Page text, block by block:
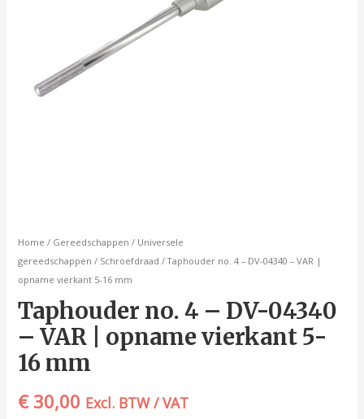
Home / Gereedschappen / Universele
gereedschappen / Schroefdraad / Taphouder no. 4 – DV-04340 – VAR |
opname vierkant 5-16 mm
Taphouder no. 4 – DV-04340
– VAR | opname vierkant 5-
16 mm
€30,00 Excl. BTW / VAT
aantal